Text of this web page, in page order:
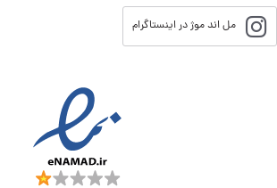
مل اند موژ در اینستاگرام